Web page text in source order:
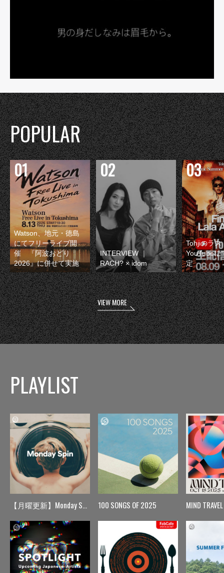
POPULAR
Watson、地元・徳島
にてフリーライブ開
催 『阿波おどり
2026』に併せて実施
INTERVIEW ｜
RACH? × idom
Tohjiのラス
YouTubeに
定
VIEW MORE
PLAYLIST
【月曜更新】Monday Spin 100 SONGS OF 2025 MIND TRAVEL